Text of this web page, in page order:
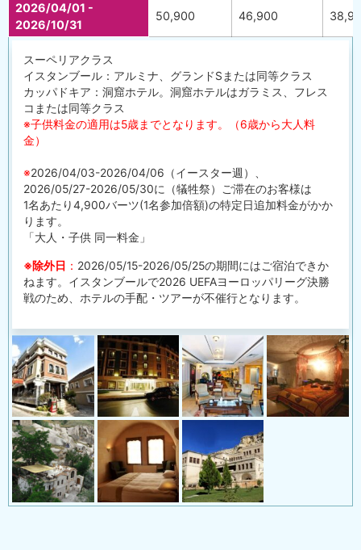
2026/04/01 -
2026/10/31
50,900 46,900
スーペリアクラス
イスタンブール：アルミナ、グランドSまたは同等クラス
カッパドキア：洞窟ホテル。洞窟ホテルはガラミス、フレス
コまたは同等クラス
※子供料金の適用は5歳までとなります。（6歳から大人料
金）
※2026/04/03-2026/04/06（イースター週）、
2026/05/27-2026/05/30に（犠牲祭）ご滞在のお客様は
1名あたり4,900バーツ(1名参加倍額)の特定日追加料金がかか
ります。
「大人・子供 同一料金」
※除外日 ： 2026/05/15-2026/05/25の期間にはご宿泊できか
ねます。イスタンブールで2026 UEFAヨーロッパリーグ決勝
戦のため、ホテルの手配・ツアーが不催行となります。